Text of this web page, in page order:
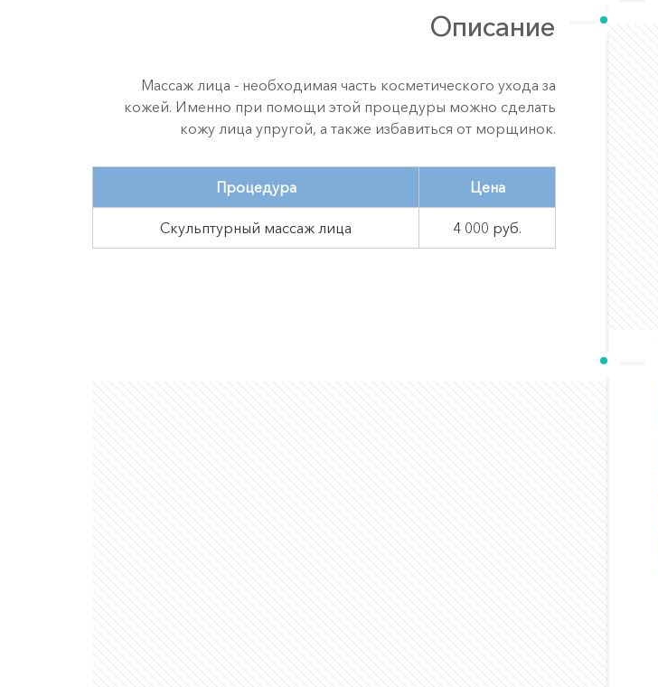
Описание
Массаж лица - необходимая часть косметического ухода за
кожей. Именно при помощи этой процедуры можно сделать
кожу лица упругой, а также избавиться от морщинок.
Процедура Цена
Скульптурный массаж лица 4 000 руб.